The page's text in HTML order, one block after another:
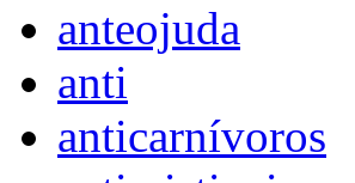
anteojuda
anti
anticarnívoros